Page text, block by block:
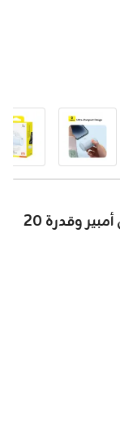
باور بانك Compact بسعة 5000 مللي أمبير وقدرة 20